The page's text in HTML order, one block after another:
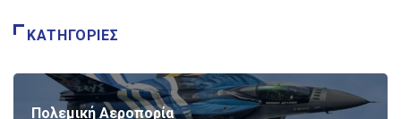
ΚΑΤΗΓΟΡΊΕΣ
Πολεμική Αεροπορία